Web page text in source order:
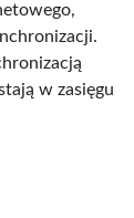
w zasięgu